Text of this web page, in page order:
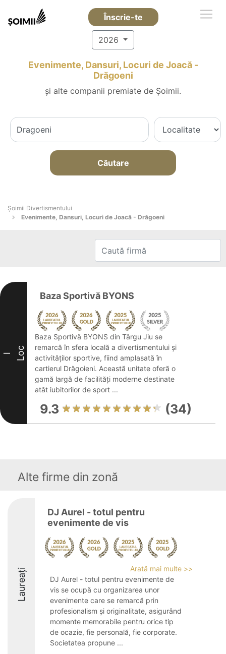
Înscrie-te
2026
Evenimente, Dansuri, Locuri de Joacă -
Drăgoeni
și alte companii premiate de Șoimii.
Căutare
Şoimii Divertismentului
Evenimente, Dansuri, Locuri de Joacă - Drăgoeni
I Loc
Baza Sportivă BYONS
Baza Sportivă BYONS din Târgu Jiu se
remarcă în sfera locală a divertismentului și
activităților sportive, fiind amplasată în
cartierul Drăgoieni. Această unitate oferă o
gamă largă de facilități moderne destinate
atât iubitorilor de sport ...
9.3 (34)
Alte firme din zonă
Laureați
DJ Aurel - totul pentru
evenimente de vis
Arată mai multe >>
DJ Aurel - totul pentru evenimente de
vis se ocupă cu organizarea unor
evenimente care se remarcă prin
profesionalism și originalitate, asigurând
momente memorabile pentru orice tip
de ocazie, fie personală, fie corporate.
Societatea propune ...